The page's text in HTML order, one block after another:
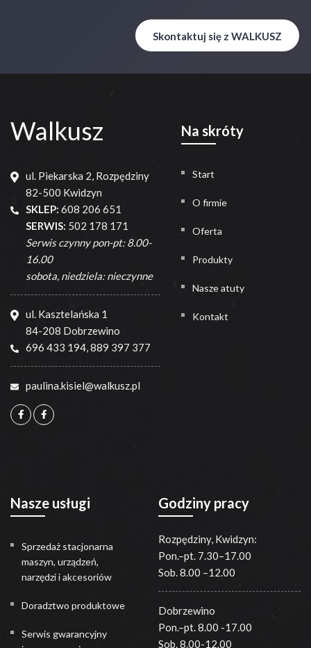
Skontaktuj się z WALKUSZ
Walkusz
ul. Piekarska 2, Rozpędziny
82-500 Kwidzyn
SKLEP: 608 206 651
SERWIS: 502 178 171
Serwis czynny pon-pt: 8.00-
16.00
sobota, niedziela: nieczynne
ul. Kasztelańska 1
84-208 Dobrzewino
696 433 194, 889 397 377
paulina.kisiel@walkusz.pl
Na skróty
Start
O firmie
Oferta
Produkty
Nasze atuty
Kontakt
Nasze usługi
Sprzedaż stacjonarna
maszyn, urządzeń,
narzędzi i akcesoriów
Doradztwo produktowe
Serwis gwarancyjny
Godziny pracy
Rozpędziny, Kwidzyn:
Pon.–pt. 7.30–17.00
Sob. 8.00 –12.00
Dobrzewino
Pon.–pt. 8.00 -17.00
Sob. 8.00-12.00